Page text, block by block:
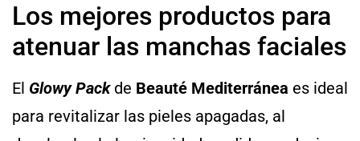
Los mejores productos para
atenuar las manchas faciales
El Glowy Packde Beauté Mediterránea es ideal
para revitalizar las pieles apagadas, al